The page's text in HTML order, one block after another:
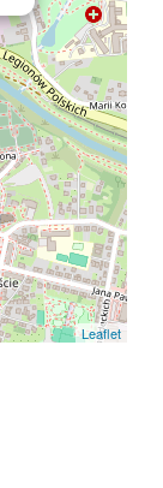
Leaflet